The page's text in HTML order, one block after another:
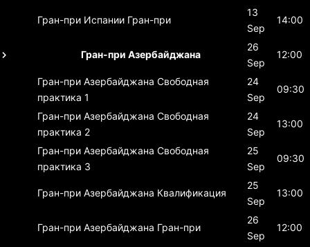
Гран-при Испании Гран-при
13
Sep
14:00
Гран-при Азербайджана
26
Sep
12:00
Гран-при Азербайджана Свободная
практика 1
24
Sep
09:30
Гран-при Азербайджана Свободная
практика 2
24
Sep
13:00
Гран-при Азербайджана Свободная
практика 3
25
Sep
09:30
Гран-при Азербайджана Квалификация
25
Sep
13:00
Гран-при Азербайджана Гран-при
26
Sep
12:00